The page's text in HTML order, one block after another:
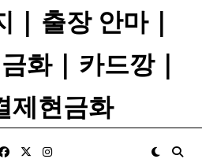
| 출장 안마 |
화 | 카드깡 |
제현금화